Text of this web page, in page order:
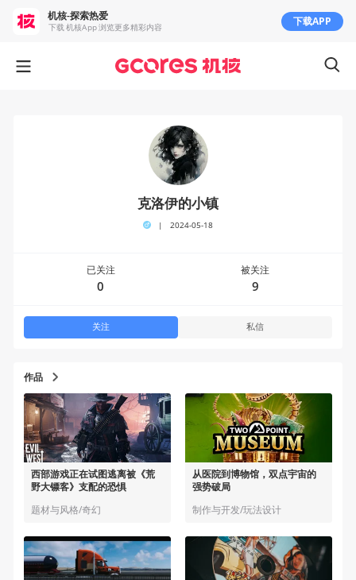
作品
西部游戏正在试图逃离被《荒
野大镖客》支配的恐惧
题材与风格/奇幻
从医院到博物馆，双点宇宙的
强势破局
制作与开发/玩法设计
克洛伊的小镇
| 2024-05-18
已关注
0
被关注
9
关注 私信
机核-探索热爱
下载 机核App 浏览更多精彩内容 下载APP